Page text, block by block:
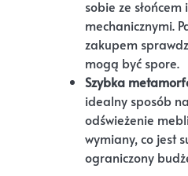
sobie ze
mechanicznymi.
zakupem
mogą być spore.
Szybka
idealny sposób
odświeżenie
wymiany, co jest
ograniczony